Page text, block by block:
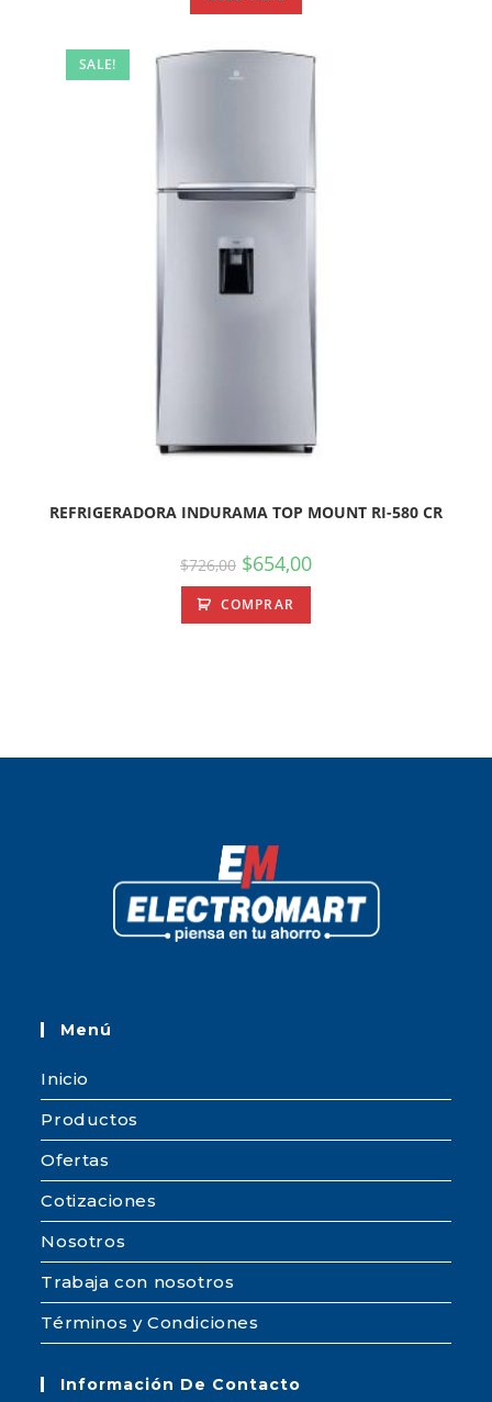
SALE!
REFRIGERADORA INDURAMA TOP MOUNT RI-580 CR
$726,00 $654,00
COMPRAR
Menú
Inicio
Productos
Ofertas
Cotizaciones
Nosotros
Trabaja con nosotros
Términos y Condiciones
Información De Contacto